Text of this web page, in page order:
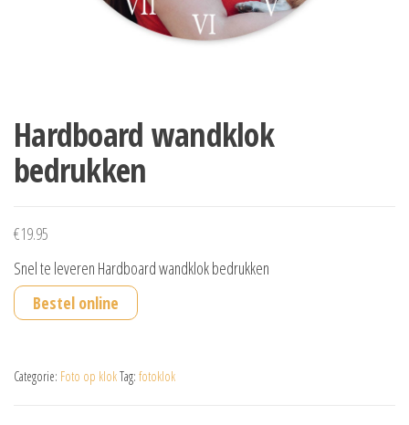
Hardboard wandklok
bedrukken
€19.95
Snel te leveren Hardboard wandklok bedrukken
Bestel online
Categorie: Foto op klokTag: fotoklok